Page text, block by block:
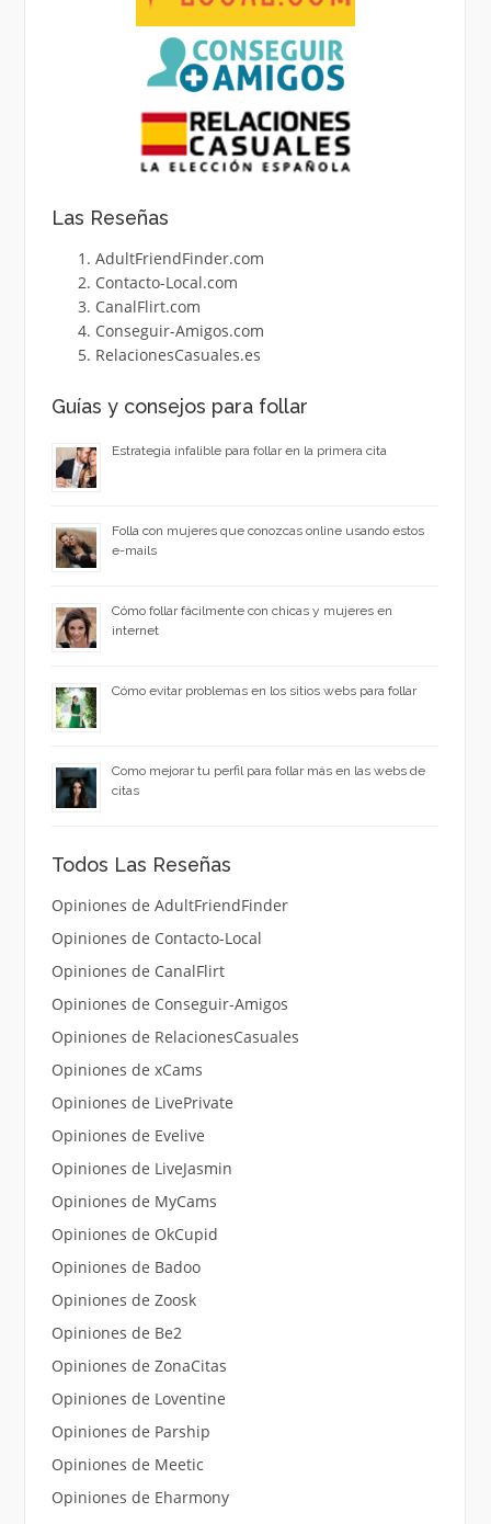
Las Reseñas
AdultFriendFinder.com
Contacto-Local.com
CanalFlirt.com
Conseguir-Amigos.com
RelacionesCasuales.es
Guías y consejos para follar
Estrategia infalible para follar en la primera cita
Folla con mujeres que conozcas online usando estos
e-mails
Cómo follar fácilmente con chicas y mujeres en
internet
Cómo evitar problemas en los sitios webs para follar
Como mejorar tu perfil para follar más en las webs de
citas
Todos Las Reseñas
Opiniones de AdultFriendFinder
Opiniones de Contacto-Local
Opiniones de CanalFlirt
Opiniones de Conseguir-Amigos
Opiniones de RelacionesCasuales
Opiniones de xCams
Opiniones de LivePrivate
Opiniones de Evelive
Opiniones de LiveJasmin
Opiniones de MyCams
Opiniones de OkCupid
Opiniones de Badoo
Opiniones de Zoosk
Opiniones de Be2
Opiniones de ZonaCitas
Opiniones de Loventine
Opiniones de Parship
Opiniones de Meetic
Opiniones de Eharmony